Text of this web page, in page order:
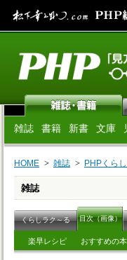
雑誌 書籍 新書 文庫
HOME 雑誌 PHPくら
雑誌
くらしラク～る 目次（画像）
楽早レシピ おすすめの本